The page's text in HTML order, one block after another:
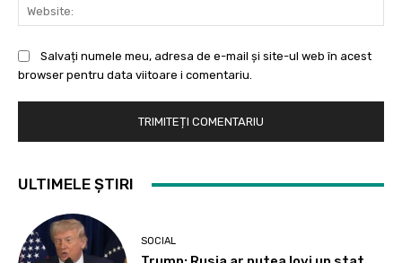
Salvați numele meu, adresa de e-mail și site-ul web în acest
browser pentru data viitoare i comentariu.
ULTIMELE ȘTIRI
SOCIAL